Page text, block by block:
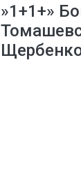
»1+1+»